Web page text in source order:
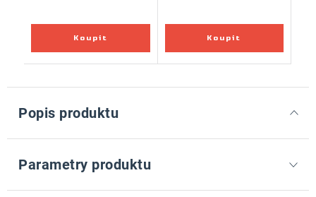
Popis produktu
Parametry produktu